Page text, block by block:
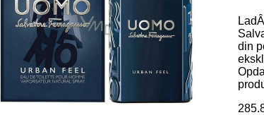
din